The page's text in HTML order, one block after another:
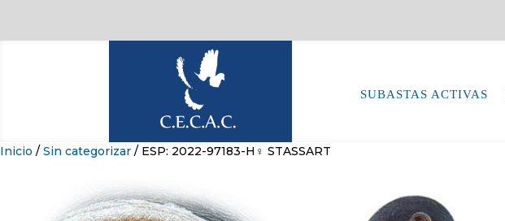
SUBASTAS ACTIVAS
Inicio / Sin categorizar / ESP: 2022-97183-H♀ STASSART